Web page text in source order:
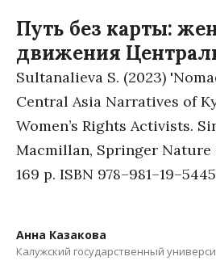
Путь без карты:
движения
Sultanalieva S. (2023)
Central Asia Narratives of
Women’s Rights Activists.
Macmillan, Springer Nature
169 p. ISBN
Анна Казакова
Калужский государственный